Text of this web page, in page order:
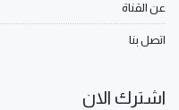
عن القناة
اتصل بنا
اشترك الان